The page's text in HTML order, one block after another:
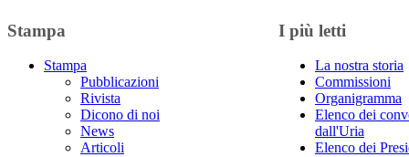
Stampa
Stampa
Pubblicazioni
Rivista
Dicono di noi
News
Articoli
I più letti
La nostra storia
Commissioni
Organigramma
Elenco dei
dall'Uria
Elenco dei